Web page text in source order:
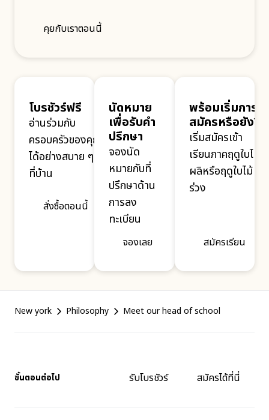
คุยกับเราตอนนี้
โบรชัวร์ฟรี
อ่านร่วมกับ
ครอบครัวของคุณ
ได้อย่างสบาย ๆ
ที่บ้าน
สั่งซื้อตอนนี้
นัดหมาย
เพื่อรับคำ
ปรึกษา
จองนัด
หมายกับที่
ปรึกษาด้าน
การลง
ทะเบียน
จองเลย
พร้อมเริ่มการ
สมัครหรือยัง?
เริ่มสมัครเข้า
เรียนภาคฤดูใบไม้
ผลิหรือฤดูใบไม้
ร่วง
สมัครเรียน
New york Philosophy Meet our head of school
ขั้นตอนต่อไป รับโบรชัวร์ สมัครได้ที่นี่